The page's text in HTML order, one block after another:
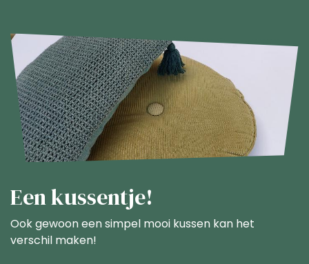
Een kussentje!
Ook gewoon een simpel mooi kussen kan het
verschil maken!